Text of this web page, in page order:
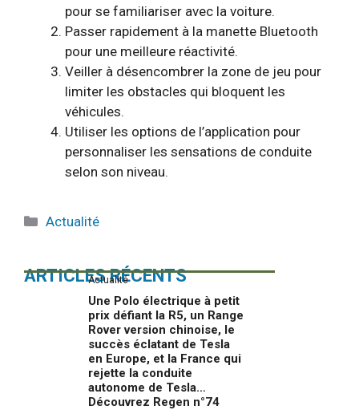
pour se familiariser avec la voiture.
Passer rapidement à la manette Bluetooth
pour une meilleure réactivité.
Veiller à désencombrer la zone de jeu pour
limiter les obstacles qui bloquent les
véhicules.
Utiliser les options de l’application pour
personnaliser les sensations de conduite
selon son niveau.
Catégories
Actualité
ARTICLES RÉCENTS
Actualité
Une Polo électrique à petit
prix défiant la R5, un Range
Rover version chinoise, le
succès éclatant de Tesla
en Europe, et la France qui
rejette la conduite
autonome de Tesla…
Découvrez Regen n°74